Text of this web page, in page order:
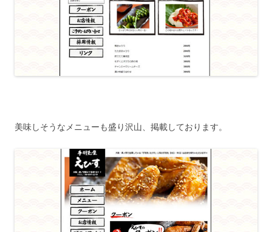
美味しそうなメニューも盛り沢山、掲載しております。